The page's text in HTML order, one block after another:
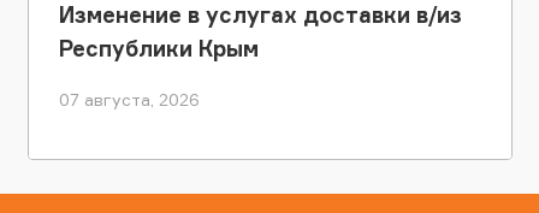
Изменение в услугах доставки в/из
Республики Крым
07 августа, 2026